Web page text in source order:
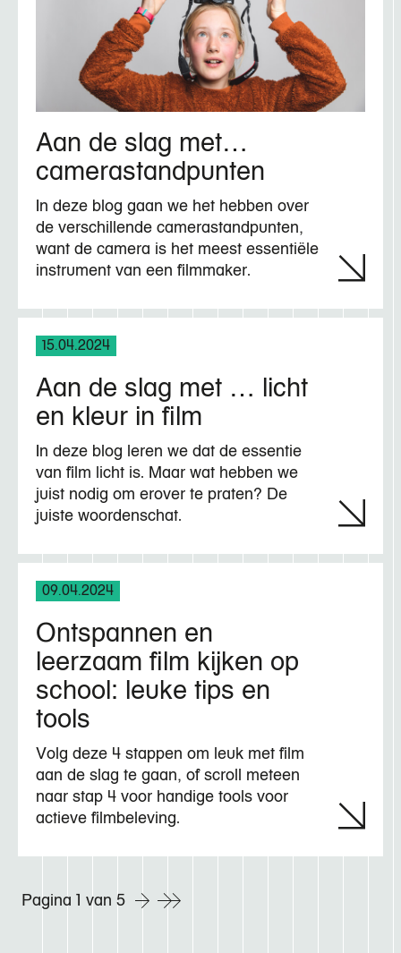
Aan de slag met…
camerastandpunten
In deze blog gaan we het hebben over
de verschillende camerastandpunten,
want de camera is het meest essentiële
instrument van een filmmaker.
15.04.2024
Aan de slag met … licht
en kleur in film
In deze blog leren we dat de essentie
van film licht is. Maar wat hebben we
juist nodig om erover te praten? De
juiste woordenschat.
09.04.2024
Ontspannen en
leerzaam film kijken op
school: leuke tips en
tools
Volg deze 4 stappen om leuk met film
aan de slag te gaan, of scroll meteen
naar stap 4 voor handige tools voor
actieve filmbeleving.
Paginering
Pagina 1 van 5